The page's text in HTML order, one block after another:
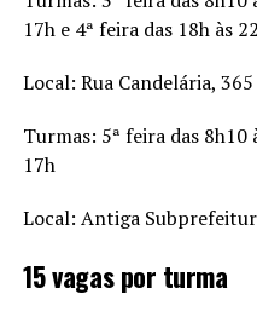
17h e 4ª feira das 18h às
Local: Rua Candelária,
Turmas: 5ª feira das 8h10
17h
Local: Antiga
15 vagas por turma